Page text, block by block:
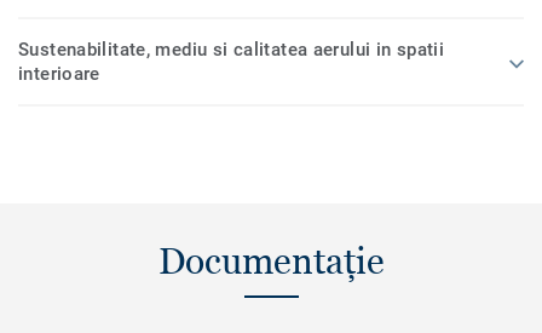
Sustenabilitate, mediu si calitatea aerului in spatii
interioare
Documentație